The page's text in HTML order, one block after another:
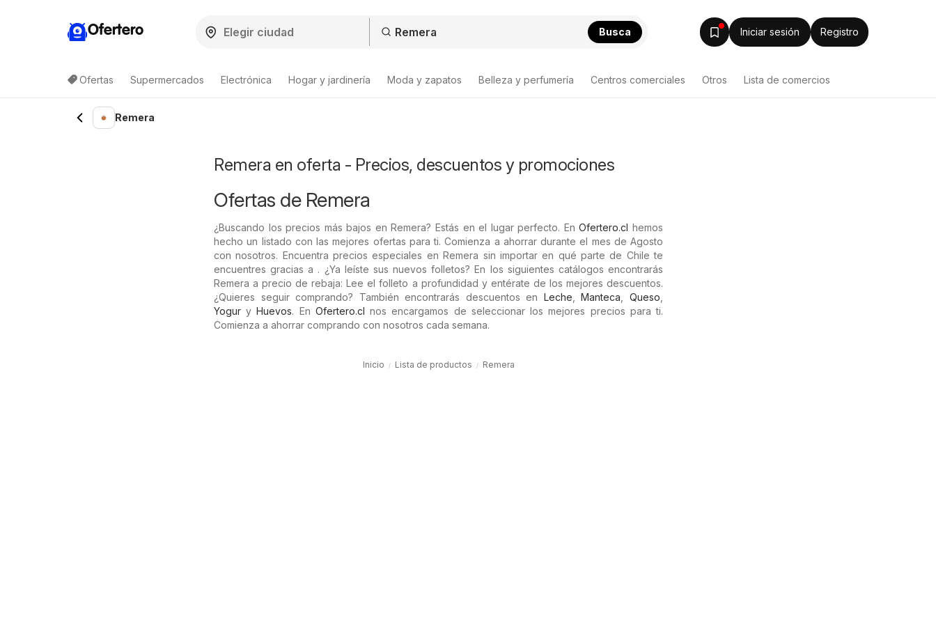
Ofertero Busca Iniciar sesión Registro
Ofertas Supermercados Electrónica Hogar y jardinería Moda y zapatos Belleza y perfumería Centros comerciales Otros Lista de comercios
Lista de productos
Remera
Remera en oferta - Precios, descuentos y promociones
Ofertas de Remera
¿Buscando los precios más bajos en Remera? Estás en el lugar perfecto. EnOfertero.cl hemos
hecho un listado con las mejores ofertas para ti. Comienza a ahorrar durante el mes de Agosto
con nosotros. Encuentra precios especiales en Remera sin importar en qué parte de Chile te
encuentres gracias a . ¿Ya leíste sus nuevos folletos? En los siguientes catálogos encontrarás
Remera a precio de rebaja: Lee el folleto a profundidad y entérate de los mejores descuentos.
¿Quieres seguir comprando? También encontrarás descuentos en Leche ,Manteca ,Queso
Yogur yHuevos. En Ofertero.cl nos encargamos de seleccionar los mejores precios para ti.
Comienza a ahorrar comprando con nosotros cada semana.
Inicio Lista de productos Remera